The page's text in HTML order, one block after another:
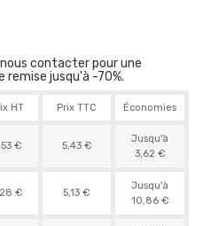
contacter pour une
jusqu'à -70%.
HT Prix TTC Économies
€ 5,43 €
Jusqu'à
3,62 €
€ 5,13 €
Jusqu'à
10,86 €